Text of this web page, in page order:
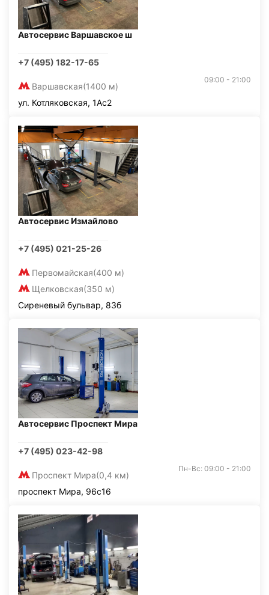
Автосервис Варшавское ш
+7 (495) 182-17-65
Варшавская(1400 м)
09:00 - 21:00
ул. Котляковская, 1Ас2
Автосервис Измайлово
+7 (495) 021-25-26
Первомайская(400 м)
Щелковская(350 м)
Сиреневый бульвар, 83б
Автосервис Проспект Мира
+7 (495) 023-42-98
Проспект Мира(0,4 км)
Пн-Вс: 09:00 - 21:00
проспект Мира, 96с16